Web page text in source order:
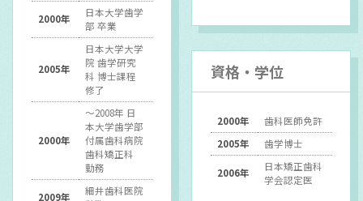
2000年
日本大学歯学
部 卒業
2005年
日本大学大学
院 歯学研究
科 博士課程
修了
2000年
～2008年 日
本大学歯学部
付属歯科病院
歯科矯正科
勤務
2009年
細井歯科医院
資格・学位
2000年
歯科医師免許
2005年
歯学博士
2006年
日本矯正歯科
学会認定医